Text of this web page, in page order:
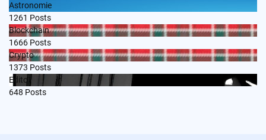
Astronomie
1261 Posts
Blockchain
1666 Posts
Crypto
1373 Posts
Edito
648 Posts